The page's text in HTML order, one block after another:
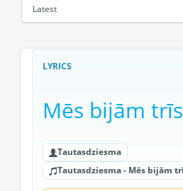
Latest
LYRICS
Mēs bijām
Tautasdziesma
Tautasdziesma - Mēs bijām